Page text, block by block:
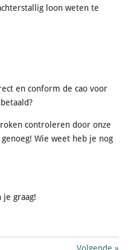
loon weten te
en conform de cao voor
controleren door onze
Wie weet heb je nog
graag!